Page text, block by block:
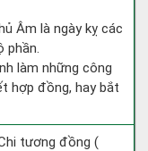
Âm là ngày kỵ các
phần.
làm những công
hợp đồng, hay bắt
tương đồng (